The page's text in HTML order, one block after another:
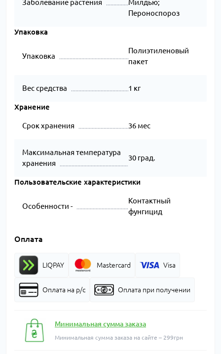
Заболевание растения
Милдью;
Пероноспороз
Упаковка
Упаковка
Полиэтиленовый
пакет
Вес средства 1 кг
Хранение
Срок хранения 36 мес
Максимальная температура
хранения
30 град.
Пользовательские характеристики
Особенности -
Контактный
фунгицид
Оплата
LIQPAY Mastercard Visa
Оплата на р/с Оплата при получении
Минимальная сумма заказа
Минимальная сумма заказа на сайте – 299грн